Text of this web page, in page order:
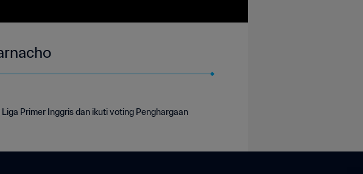
Primer Inggris dan ikuti voting Penghargaan